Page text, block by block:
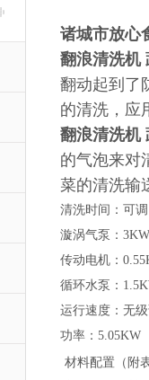
诸城市放心
翻浪清洗机
翻动起到了
的清洗，应
翻浪清洗机
的气泡来对
菜的清洗输
清洗时间：可调
漩涡气泵：
传动电机：
循环水泵：
运行速度：无
功率：5.05KW
材料配置（附